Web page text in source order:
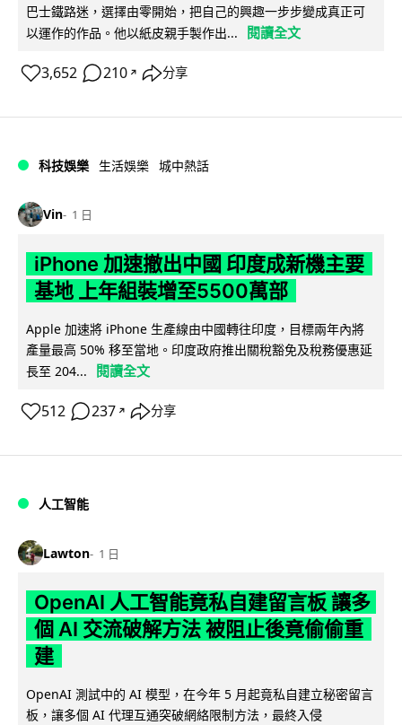
巴士鐵路迷，選擇由零開始，把自己的興趣一步步變成真正可
以運作的作品。他以紙皮親手製作出...
閱讀全文
3,652 210 ↗ 分享
科技娛樂 生活娛樂 城中熱話
Vin 1 日
iPhone 加速撤出中國 印度成新機主要
基地 上年組裝增至5500萬部
Apple 加速將 iPhone 生產線由中國轉往印度，目標兩年內將
產量最高 50% 移至當地。印度政府推出關稅豁免及稅務優惠延
長至 204...
閱讀全文
512 237 ↗ 分享
人工智能
Lawton 1 日
OpenAI 人工智能竟私自建留言板 讓多
個 AI 交流破解方法 被阻止後竟偷偷重
建
OpenAI 測試中的 AI 模型，在今年 5 月起竟私自建立秘密留言
板，讓多個 AI 代理互通突破網絡限制方法，最終入侵